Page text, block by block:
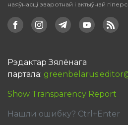
наяўнасці зваротнай і актыўнай
Рэдактар Зялёнага
партала:
Show Transparency Report
Нашли ошибку? Ctrl+Enter